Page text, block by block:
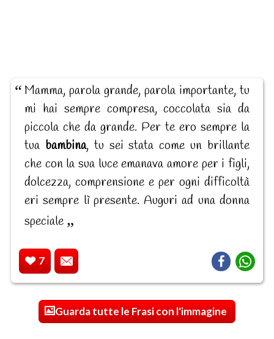
Mamma, parola grande, parola importante, tu
mi hai sempre compresa, coccolata sia da
piccola che da grande. Per te ero sempre la
tua bambina, tu sei stata come un brillante
che con la sua luce emanava amore per i figli,
dolcezza, comprensione e per ogni difficoltà
eri sempre lì presente. Auguri ad una donna
speciale
7
Guarda tutte le Frasi con l'immagine